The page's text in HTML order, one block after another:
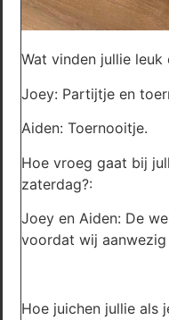
Wat vinden jullie
Joey: Partijtje en
Aiden: Toernooitje.
Hoe vroeg gaat bij
zaterdag?:
Joey en Aiden: De
voordat wij
Hoe juichen jullie als